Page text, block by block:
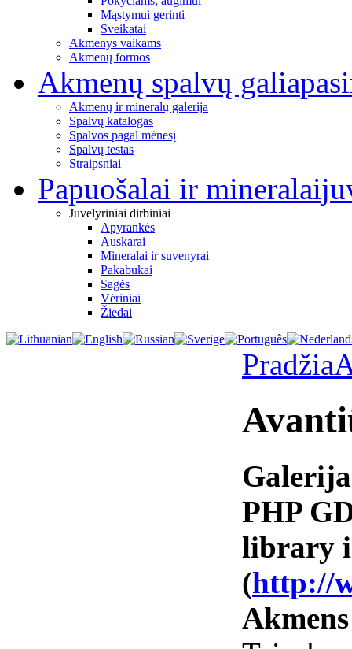
Mąstymui gerinti
Sveikatai
Akmenys vaikams
Akmenų formos
Akmenų spalvų galia
Akmenų ir mineralų galerija
Spalvų katalogas
Spalvos pagal mėnesį
Spalvų testas
Straipsniai
Papuošalai ir mineralai
Juvelyriniai dirbiniai
Apyrankės
Auskarai
Mineralai ir suvenyrai
Pakabukai
Sagės
Vėriniai
Žiedai
Pradžia
Galerija
PHP
library
(http://